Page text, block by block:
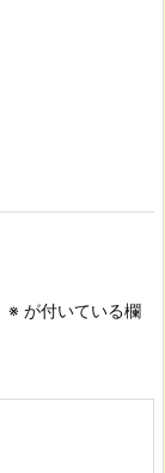
※ が付いている欄